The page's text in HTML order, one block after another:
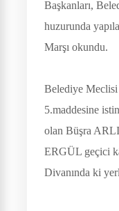
Başkanları,
huzurunda
Marşı okundu.
Belediye Meclisi
5.maddesine
olan Büşra
ERGÜL geçici
Divanında ki